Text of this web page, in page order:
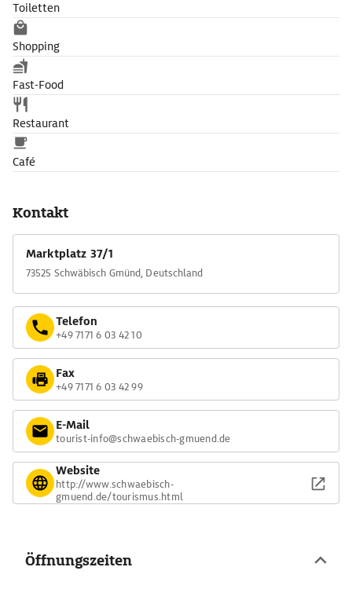
Toiletten
Shopping
Fast-Food
Restaurant
Café
Kontakt
Marktplatz 37/1
73525 Schwäbisch Gmünd, Deutschland
Telefon
+49 7171 6 03 42 10
Fax
+49 7171 6 03 42 99
E-Mail
tourist-info@schwaebisch-gmuend.de
Website
http://www.schwaebisch-
gmuend.de/tourismus.html
Öffnungszeiten